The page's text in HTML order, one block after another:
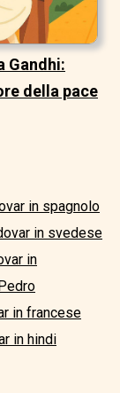
Gandhi:
della pace
in spagnolo
in svedese
in
in francese
in hindi